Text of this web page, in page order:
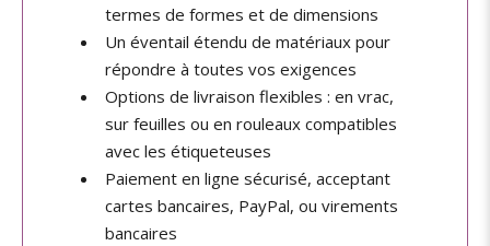
termes de formes et de dimensions
Un éventail étendu de matériaux pour
répondre à toutes vos exigences
Options de livraison flexibles : en vrac,
sur feuilles ou en rouleaux compatibles
avec les étiqueteuses
Paiement en ligne sécurisé, acceptant
cartes bancaires, PayPal, ou virements
bancaires